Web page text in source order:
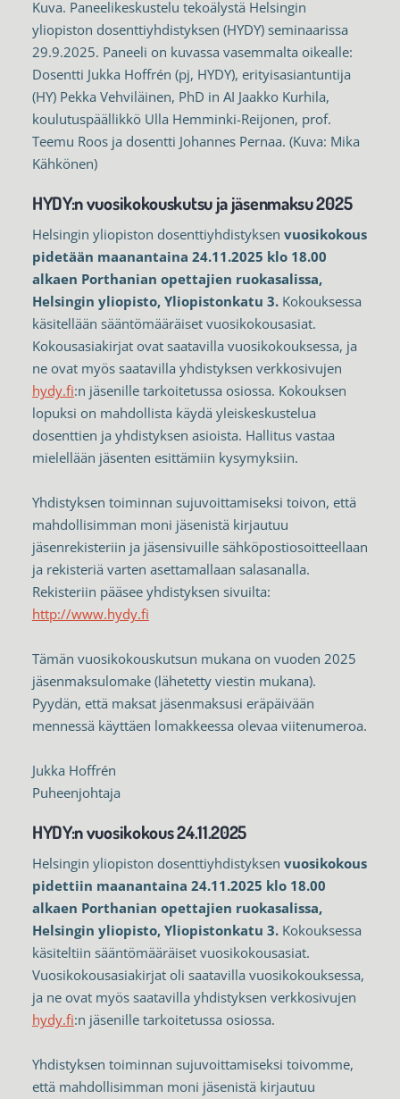
Kuva. Paneelikeskustelu tekoälystä Helsingin
yliopiston dosenttiyhdistyksen (HYDY) seminaarissa
29.9.2025. Paneeli on kuvassa vasemmalta oikealle:
Dosentti Jukka Hoffrén (pj, HYDY), erityisasiantuntija
(HY) Pekka Vehviläinen, PhD in AI Jaakko Kurhila,
koulutuspäällikkö Ulla Hemminki-Reijonen, prof.
Teemu Roos ja dosentti Johannes Pernaa. (Kuva: Mika
Kähkönen)
HYDY:n vuosikokouskutsu ja jäsenmaksu 2025
Helsingin yliopiston dosenttiyhdistyksen vuosikokous
pidetään maanantaina 24.11.2025 klo 18.00
alkaen Porthanian opettajien ruokasalissa,
Helsingin yliopisto, Yliopistonkatu 3.Kokouksessa
käsitellään sääntömääräiset vuosikokousasiat.
Kokousasiakirjat ovat saatavilla vuosikokouksessa, ja
ne ovat myös saatavilla yhdistyksen verkkosivujen
hydy.fi:n jäsenille tarkoitetussa osiossa. Kokouksen
lopuksi on mahdollista käydä yleiskeskustelua
dosenttien ja yhdistyksen asioista. Hallitus vastaa
mielellään jäsenten esittämiin kysymyksiin.
Yhdistyksen toiminnan sujuvoittamiseksi toivon, että
mahdollisimman moni jäsenistä kirjautuu
jäsenrekisteriin ja jäsensivuille sähköpostiosoitteellaan
ja rekisteriä varten asettamallaan salasanalla.
Rekisteriin pääsee yhdistyksen sivuilta:
http://www.hydy.fi
Tämän vuosikokouskutsun mukana on vuoden 2025
jäsenmaksulomake (lähetetty viestin mukana).
Pyydän, että maksat jäsenmaksusi eräpäivään
mennessä käyttäen lomakkeessa olevaa viitenumeroa.
Jukka Hoffrén
Puheenjohtaja
HYDY:n vuosikokous 24.11.2025
Helsingin yliopiston dosenttiyhdistyksen vuosikokous
pidettiin maanantaina 24.11.2025 klo 18.00
alkaen Porthanian opettajien ruokasalissa,
Helsingin yliopisto, Yliopistonkatu 3.Kokouksessa
käsiteltiin sääntömääräiset vuosikokousasiat.
Vuosikokousasiakirjat oli saatavilla vuosikokouksessa,
ja ne ovat myös saatavilla yhdistyksen verkkosivujen
hydy.fi:n jäsenille tarkoitetussa osiossa.
Yhdistyksen toiminnan sujuvoittamiseksi toivomme,
että mahdollisimman moni jäsenistä kirjautuu